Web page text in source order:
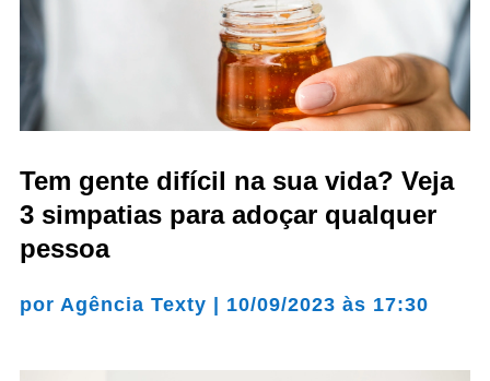
Tem gente difícil na sua vida? Veja
3 simpatias para adoçar qualquer
pessoa
por Agência Texty | 10/09/2023 às 17:30